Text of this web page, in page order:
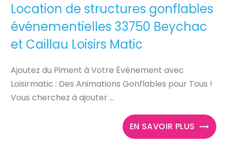
Location de structures gonflables
événementielles 33750 Beychac
et Caillau Loisirs Matic
Ajoutez du Piment à Votre Événement avec
Loisirmatic : Des Animations Gonflables pour Tous !
Vous cherchez à ajouter ...
EN SAVOIR PLUS